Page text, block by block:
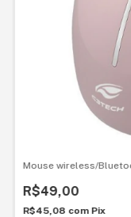
Mouse wireless/
R$49,00
R$45,08 com Pix